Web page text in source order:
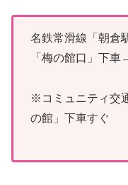
名鉄常滑線「朝倉
「梅の館口」下
※コミュニティ交
の館」下車すぐ